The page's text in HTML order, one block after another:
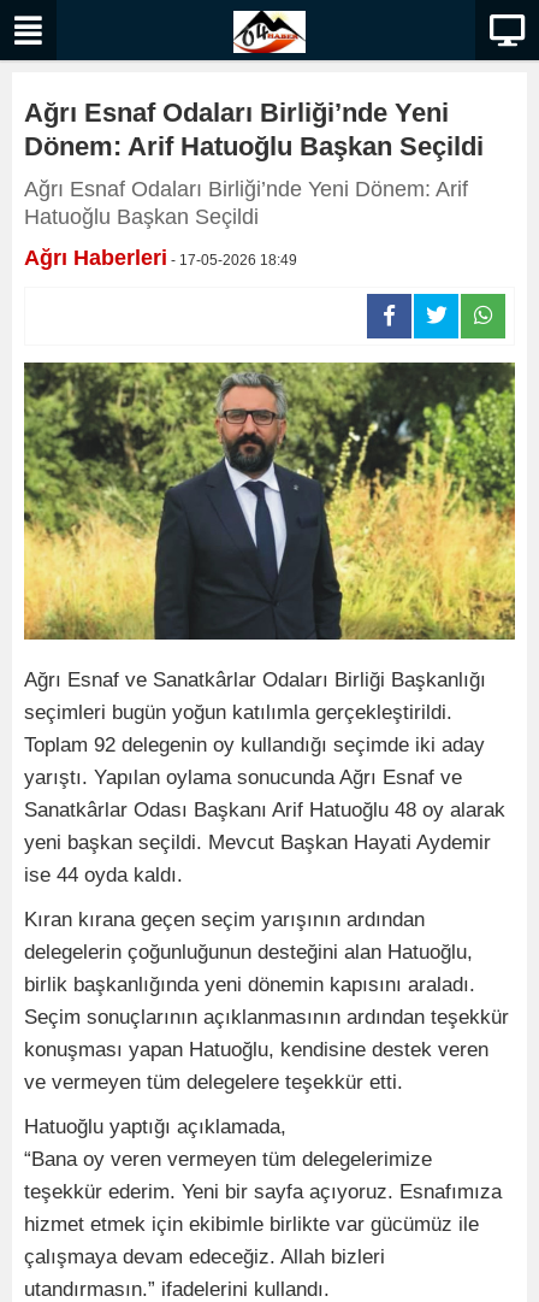
Ağrı Esnaf Odaları Birliği’nde Yeni
Dönem: Arif Hatuoğlu Başkan Seçildi
Ağrı Esnaf Odaları Birliği’nde Yeni Dönem: Arif
Hatuoğlu Başkan Seçildi
Ağrı Haberleri - 17-05-2026 18:49
Ağrı Esnaf ve Sanatkârlar Odaları Birliği Başkanlığı
seçimleri bugün yoğun katılımla gerçekleştirildi.
Toplam 92 delegenin oy kullandığı seçimde iki aday
yarıştı. Yapılan oylama sonucunda Ağrı Esnaf ve
Sanatkârlar Odası Başkanı Arif Hatuoğlu 48 oy alarak
yeni başkan seçildi. Mevcut Başkan Hayati Aydemir
ise 44 oyda kaldı.
Kıran kırana geçen seçim yarışının ardından
delegelerin çoğunluğunun desteğini alan Hatuoğlu,
birlik başkanlığında yeni dönemin kapısını araladı.
Seçim sonuçlarının açıklanmasının ardından teşekkür
konuşması yapan Hatuoğlu, kendisine destek veren
ve vermeyen tüm delegelere teşekkür etti.
Hatuoğlu yaptığı açıklamada,
“Bana oy veren vermeyen tüm delegelerimize
teşekkür ederim. Yeni bir sayfa açıyoruz. Esnafımıza
hizmet etmek için ekibimle birlikte var gücümüz ile
çalışmaya devam edeceğiz. Allah bizleri
utandırmasın.” ifadelerini kullandı.